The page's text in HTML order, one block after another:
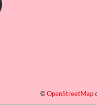
©OpenStreetMap